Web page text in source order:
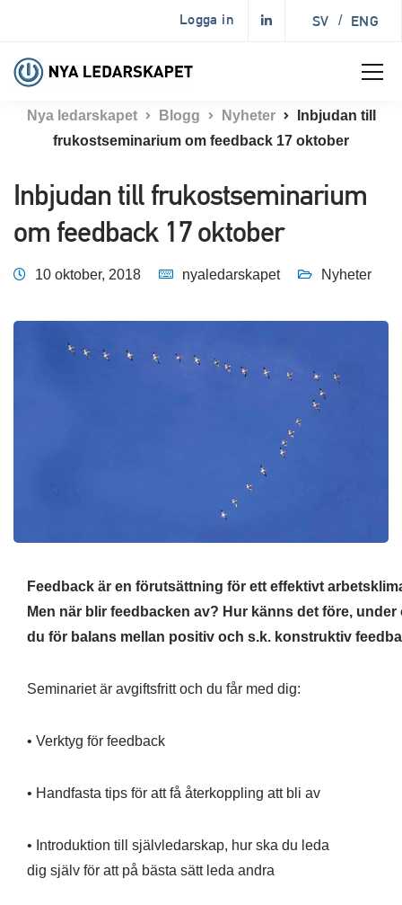
Logga in SV / ENG
Nya ledarskapet Blogg Nyheter
Inbjudan till
frukostseminarium om feedback 17 oktober
Inbjudan till frukostseminarium
om feedback 17 oktober
10 oktober, 2018 nyaledarskapet Nyheter
Feedback är en förutsättning för ett effektivt
Men när blir feedbacken av? Hur känns det före,
du för balans mellan positiv och s.k. konstruktiv
Seminariet är avgiftsfritt och du får med dig:​
• Verktyg för feedback ​
• Handfasta tips för att få återkoppling att bli av​
• Introduktion till självledarskap, hur ska du leda ​
dig själv för att på bästa sätt leda andra​